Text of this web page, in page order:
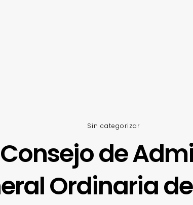
Sin categorizar
de
Ordinaria